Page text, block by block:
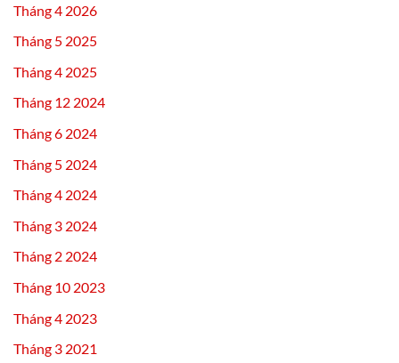
Tháng 4 2026
Tháng 5 2025
Tháng 4 2025
Tháng 12 2024
Tháng 6 2024
Tháng 5 2024
Tháng 4 2024
Tháng 3 2024
Tháng 2 2024
Tháng 10 2023
Tháng 4 2023
Tháng 3 2021